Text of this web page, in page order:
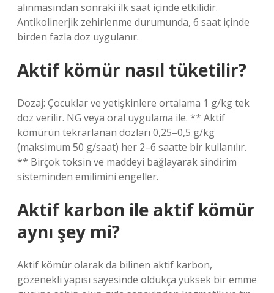
alınmasından sonraki ilk saat içinde etkilidir.
Antikolinerjik zehirlenme durumunda, 6 saat içinde
birden fazla doz uygulanır.
Aktif kömür nasıl tüketilir?
Dozaj: Çocuklar ve yetişkinlere ortalama 1 g/kg tek
doz verilir. NG veya oral uygulama ile. ** Aktif
kömürün tekrarlanan dozları 0,25–0,5 g/kg
(maksimum 50 g/saat) her 2–6 saatte bir kullanılır.
** Birçok toksin ve maddeyi bağlayarak sindirim
sisteminden emilimini engeller.
Aktif karbon ile aktif kömür
aynı şey mi?
Aktif kömür olarak da bilinen aktif karbon,
gözenekli yapısı sayesinde oldukça yüksek bir emme